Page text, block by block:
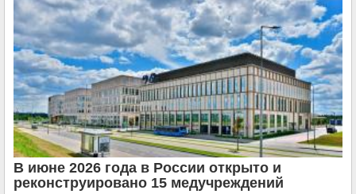
В июне 2026 года в России открыто и
реконструировано 15 медучреждений